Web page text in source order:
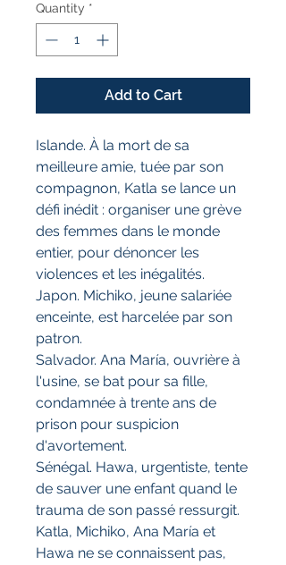
Quantity *
Add to Cart
Islande. À la mort de sa
meilleure amie, tuée par son
compagnon, Katla se lance un
défi inédit : organiser une grève
des femmes dans le monde
entier, pour dénoncer les
violences et les inégalités.
Japon. Michiko, jeune salariée
enceinte, est harcelée par son
patron.
Salvador. Ana María, ouvrière à
l'usine, se bat pour sa fille,
condamnée à trente ans de
prison pour suspicion
d'avortement.
Sénégal. Hawa, urgentiste, tente
de sauver une enfant quand le
trauma de son passé ressurgit.
Katla, Michiko, Ana María et
Hawa ne se connaissent pas,